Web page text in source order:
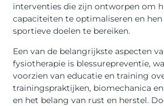
interventies die zijn ontworpen om
capaciteiten te optimaliseren en
sportieve doelen te bereiken.
Een van de belangrijkste aspecten
fysiotherapie is blessurepreventie,
voorzien van educatie en training
trainingspraktijken, biomechanica
en het belang van rust en herstel.